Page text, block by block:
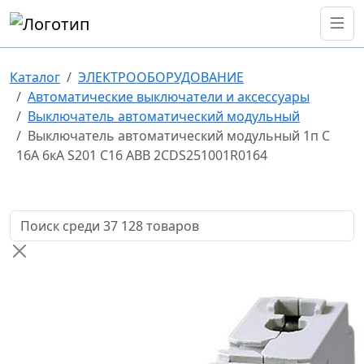
Каталог
ЭЛЕКТРООБОРУДОВАНИЕ
Автоматические выключатели и аксессуары
Выключатель автоматический модульный
Выключатель автоматический модульный 1п C
16А 6кА S201 C16 ABB 2CDS251001R0164
Поиск товаров по названию или артикулу